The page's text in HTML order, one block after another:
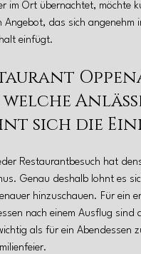
im Ort übernachtet, möchte
Angebot, das sich angenehm
einfügt.
sich die
Restaurantbesuch hat
Genau deshalb lohnt es
hinzuschauen. Für ein
nach einem Ausflug sind
als für ein Abendessen